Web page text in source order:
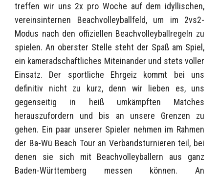
treffen wir uns 2x pro Woche auf dem idyllischen,
vereinsinternen Beachvolleyballfeld, um im 2vs2-
Modus nach den offiziellen Beachvolleyballregeln zu
spielen. An oberster Stelle steht der Spaß am Spiel,
ein kameradschaftliches Miteinander und stets voller
Einsatz. Der sportliche Ehrgeiz kommt bei uns
definitiv nicht zu kurz, denn wir lieben es, uns
gegenseitig in heiß umkämpften Matches
herauszufordern und bis an unsere Grenzen zu
gehen. Ein paar unserer Spieler nehmen im Rahmen
der Ba-Wü Beach Tour an Verbandsturnieren teil, bei
denen sie sich mit Beachvolleyballern aus ganz
Baden-Württemberg messen können. An